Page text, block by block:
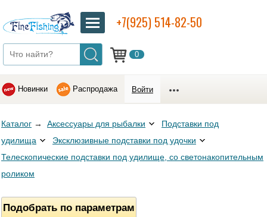
0
+7(925) 514-82-50
Новинки Распродажа Войти
Каталог → Аксессуары для рыбалки
Подставки под
удилища
Эксклюзивные подставки под удочки
Телескопические подставки под удилище, со светонакопительным
роликом
Подобрать по параметрам